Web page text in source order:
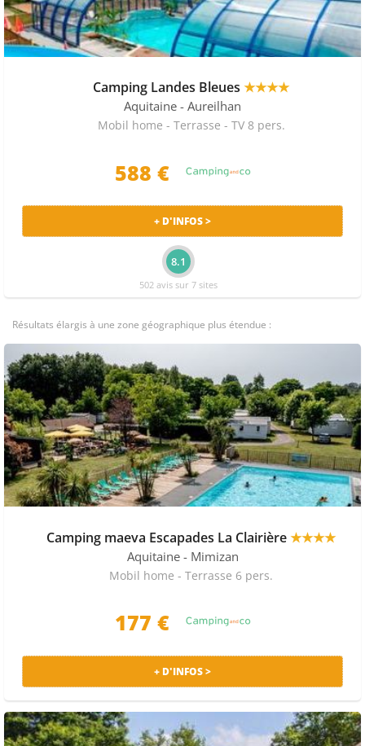
Camping Landes Bleues ★★★★
Aquitaine - Aureilhan
Mobil home - Terrasse - TV 8 pers.
588 €
+ D'INFOS >
8.1
502 avis sur 7 sites
Résultats élargis à une zone géographique plus étendue :
Camping maeva Escapades La Clairière★★★★
Aquitaine - Mimizan
Mobil home - Terrasse 6 pers.
177 €
+ D'INFOS >